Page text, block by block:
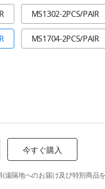
MS1302-2PCS/PAIR
MS1704-2PCS/PAIR
今すぐ購入
遠隔地へのお届け及び特別商品